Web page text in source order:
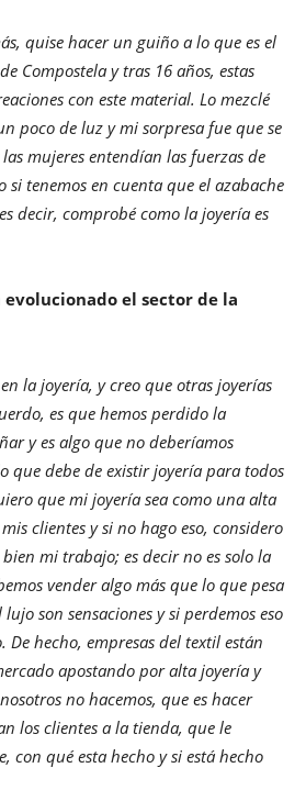
quise hacer un guiño a lo que es el
Compostela y tras 16 años, estas
con este material. Lo mezclé
poco de luz y mi sorpresa fue que se
mujeres entendían las fuerzas de
si tenemos en cuenta que el azabache
decir, comprobé como la joyería es
evolucionado el sector de la
la joyería, y creo que otras joyerías
es que hemos perdido la
y es algo que no deberíamos
que debe de existir joyería para todos
que mi joyería sea como una alta
clientes y si no hago eso, considero
mi trabajo; es decir no es solo la
vender algo más que lo que pesa
son sensaciones y si perdemos eso
De hecho, empresas del textil están
apostando por alta joyería y
no hacemos, que es hacer
los clientes a la tienda, que le
con qué esta hecho y si está hecho